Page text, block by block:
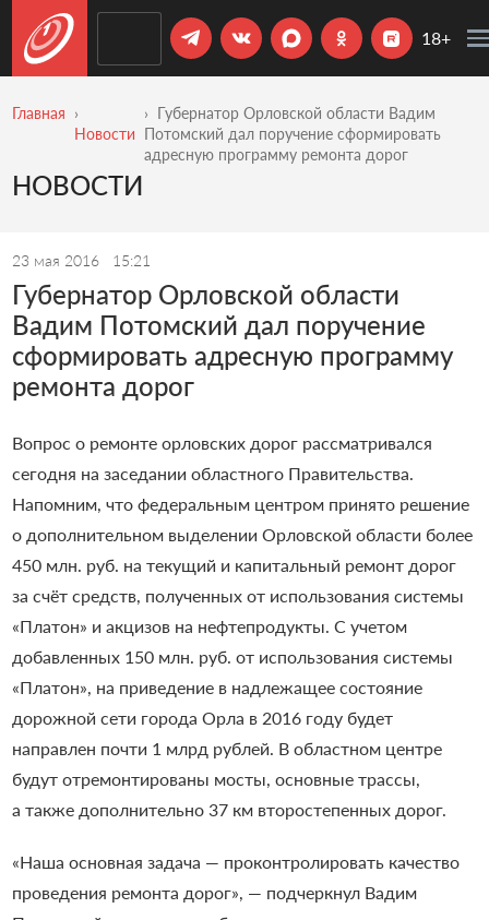
18+
Главная
Новости
Губернатор Орловской области Вадим
Потомский дал поручение сформировать
адресную программу ремонта дорог
НОВОСТИ
23 мая 2016 15:21
Губернатор Орловской области
Вадим Потомский дал поручение
сформировать адресную программу
ремонта дорог
Вопрос о ремонте орловских дорог рассматривался
сегодня на заседании областного Правительства.
Напомним, что федеральным центром принято решение
о дополнительном выделении Орловской области более
450 млн. руб. на текущий и капитальный ремонт дорог
за счёт средств, полученных от использования системы
«Платон» и акцизов на нефтепродукты. С учетом
добавленных 150 млн. руб. от использования системы
«Платон», на приведение в надлежащее состояние
дорожной сети города Орла в 2016 году будет
направлен почти 1 млрд рублей. В областном центре
будут отремонтированы мосты, основные трассы,
а также дополнительно 37 км второстепенных дорог.
«Наша основная задача — проконтролировать качество
проведения ремонта дорог», — подчеркнул Вадим